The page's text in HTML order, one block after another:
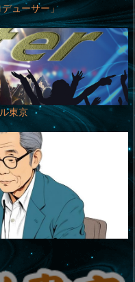
ューサー」
東京